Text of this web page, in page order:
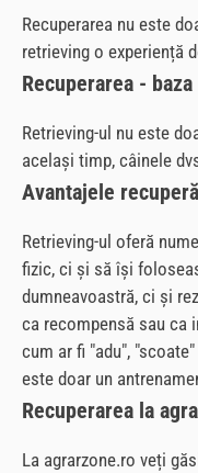
Recuperarea nu este
retrieving o experiență
Recuperarea -
Retrieving-ul nu este
același timp, câinele
Avantajele
Retrieving-ul oferă
fizic, ci și să își
dumneavoastră, ci și
ca recompensă sau ca
cum ar fi "adu",
este doar un
Recuperarea la
La agrarzone.ro veți